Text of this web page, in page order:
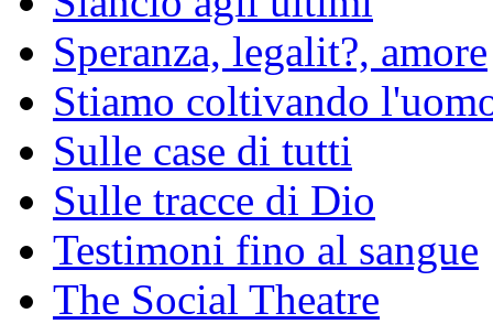
Speranza, legalit?, amore
Stiamo coltivando
Sulle case di tutti
Sulle tracce di Dio
Testimoni fino al sangue
The Social Theatre